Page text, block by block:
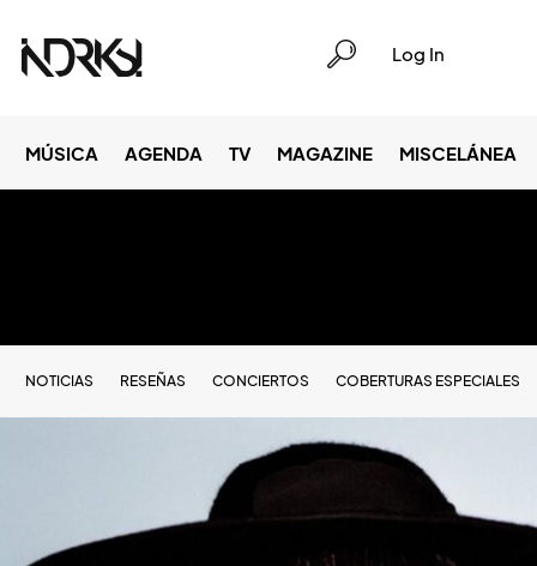
Log In
MÚSICA AGENDA TV MAGAZINE MISCELÁNEA
NOTICIAS RESEÑAS CONCIERTOS COBERTURAS ESPECIALES